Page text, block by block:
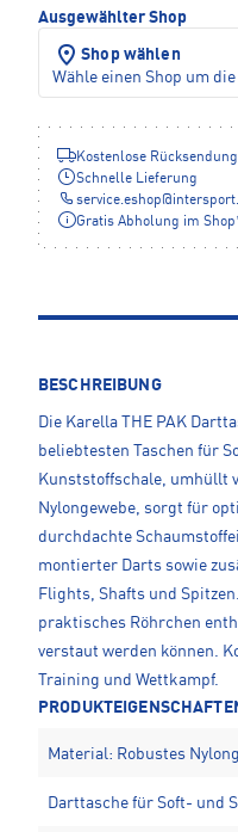
Ausgewählter Shop
Shop wählen
Wähle einen Shop um
Kostenlose Rücksendung
Schnelle Lieferung
service.eshop@
Gratis Abholung im
BESCHREIBUNG
Die Karella THE PAK
beliebtesten Taschen für
Kunststoffschale, umhüllt
Nylongewebe, sorgt für
durchdachte
montierter Darts sowie
Flights, Shafts und
praktisches Röhrchen
verstaut werden können.
Training und Wettkampf.
Material: Robustes
Darttasche für Soft- und